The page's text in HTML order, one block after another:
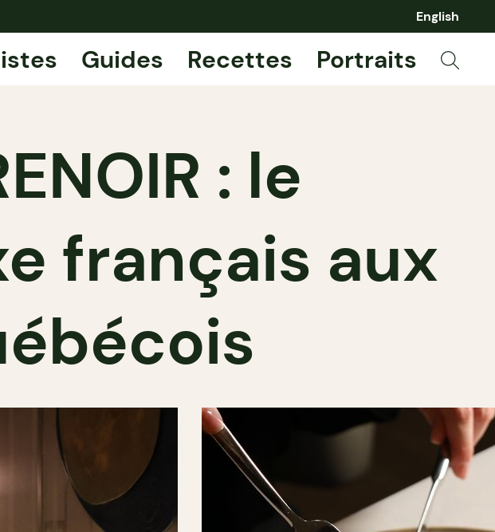
English
Guides Recettes Portraits
: le
français aux